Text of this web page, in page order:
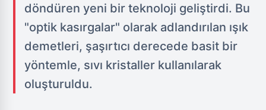
döndüren yeni bir teknoloji geliştirdi. Bu
"optik kasırgalar" olarak adlandırılan ışık
demetleri, şaşırtıcı derecede basit bir
yöntemle, sıvı kristaller kullanılarak
oluşturuldu.